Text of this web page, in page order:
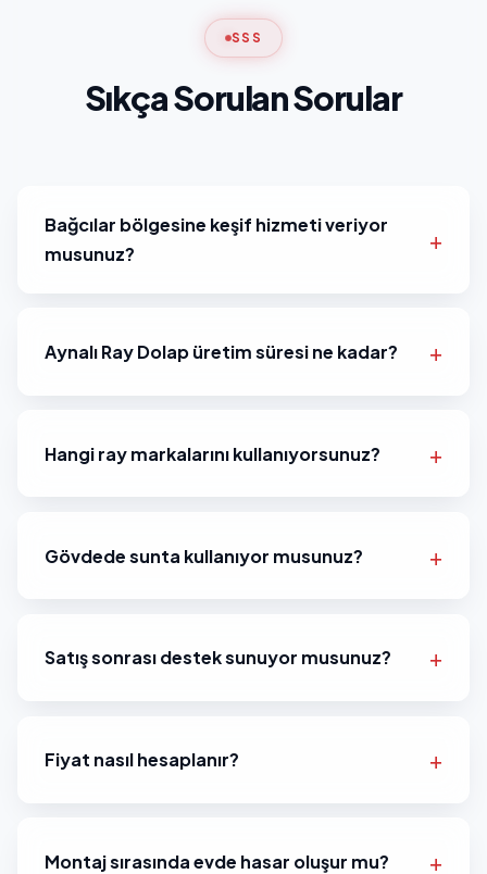
SSS
Sıkça Sorulan Sorular
Bağcılar bölgesine keşif hizmeti veriyor
musunuz?
Aynalı Ray Dolap üretim süresi ne kadar?
Hangi ray markalarını kullanıyorsunuz?
Gövdede sunta kullanıyor musunuz?
Satış sonrası destek sunuyor musunuz?
Fiyat nasıl hesaplanır?
Montaj sırasında evde hasar oluşur mu?